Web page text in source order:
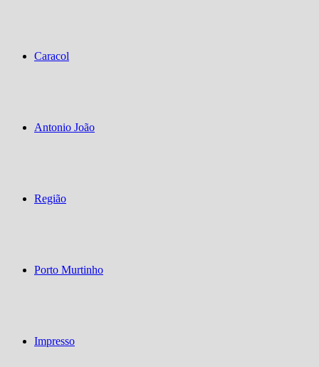
Caracol
Antonio João
Região
Porto Murtinho
Impresso